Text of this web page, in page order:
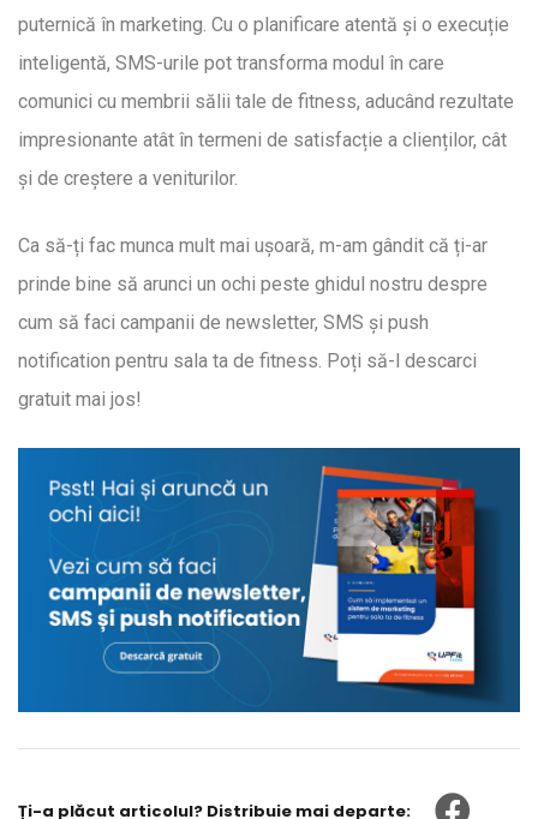
puternică în marketing. Cu o planificare atentă și o execuție
inteligentă, SMS-urile pot transforma modul în care
comunici cu membrii sălii tale de fitness, aducând rezultate
impresionante atât în termeni de satisfacție a clienților, cât
și de creștere a veniturilor.
Ca să-ți fac munca mult mai ușoară, m-am gândit că ți-ar
prinde bine să arunci un ochi peste ghidul nostru despre
cum să faci campanii de newsletter, SMS și push
notification pentru sala ta de fitness. Poți să-l descarci
gratuit mai jos!
Ți-a plăcut articolul? Distribuie mai departe: